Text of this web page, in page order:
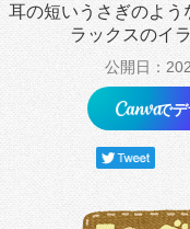
耳の短いうさぎのよう
ラックスのイ
公開日：
で